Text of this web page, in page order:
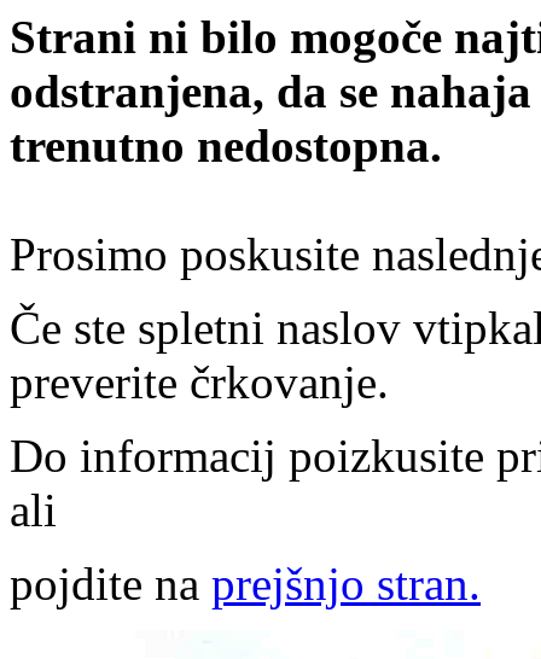
Strani ni bilo mogoče
odstranjena, da se
trenutno nedostopna.
Prosimo poskusite
Če ste spletni naslov
preverite črkovanje.
Do informacij poizkusite
ali
pojdite na prejšnjo stran.